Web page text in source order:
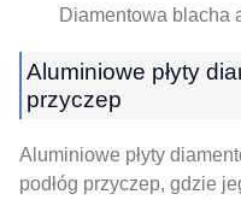
Diamentowa blacha
Aluminiowe płyty
przyczep
Aluminiowe płyty
podłóg przyczep, gdzie